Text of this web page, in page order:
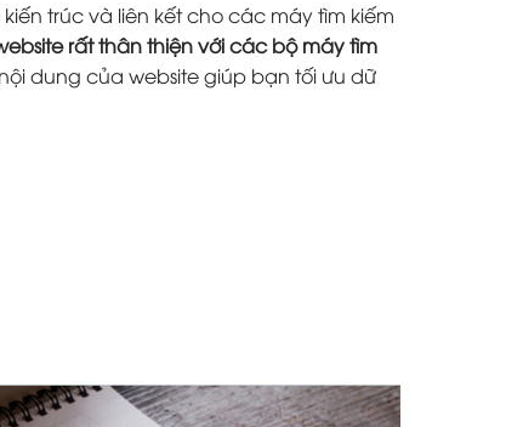
trúc và liên kết cho các máy tìm kiếm
rất thân thiện với các bộ máy tìm
dung của website giúp bạn tối ưu dữ